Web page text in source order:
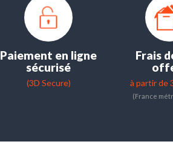
Paiement en ligne
sécurisé
(3D Secure)
Frais
à partir de
(France